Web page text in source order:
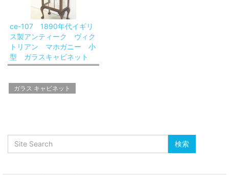
ce-107 1890年代イギリ
ス製アンティーク ヴィク
トリアン マホガニー 小
型 ガラスキャビネット
ガラス キャビネット